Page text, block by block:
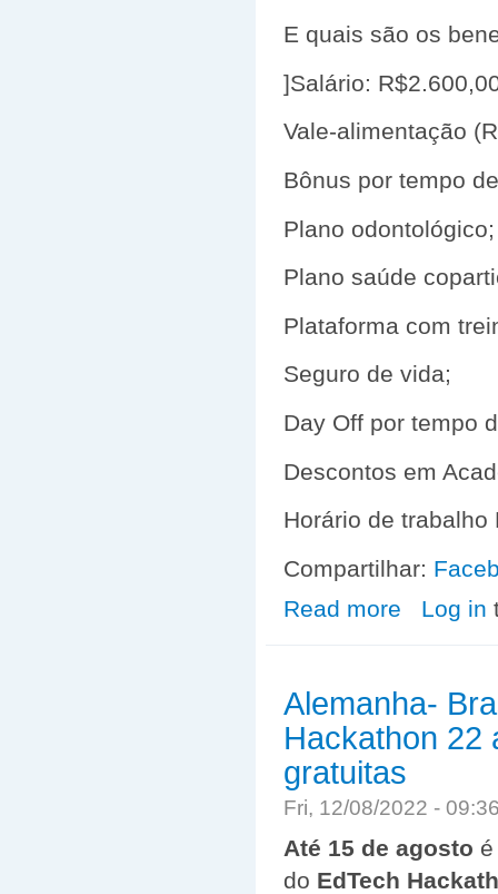
E quais são os
]Salário:
Vale-alimentação
Bônus por tempo
Plano odontológico;
Plano saúde
Plataforma com
Seguro de vida;
Day Off por tempo
Descontos em
Horário de
Compartilhar:
Read more about VAGA
Log in
Alemanha-
Hackathon 22
gratuitas
Fri, 12/08/2022 -
Até 15 de agosto
do EdTech